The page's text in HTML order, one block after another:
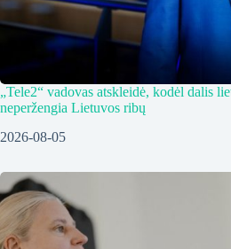
„Tele2“ vadovas atskleidė, kodėl dalis
neperžengia Lietuvos ribų
2026-08-05